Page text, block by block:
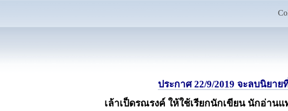
ประกาศ 22/9/2019 จะลบนิยา
เล้าเป็ดรณรงค์ ให้ใช้เรียกนักเขียน นักอ่านแ